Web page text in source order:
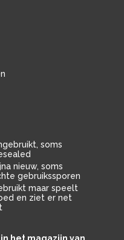
soms
nieuw, soms
gebruikssporen
maar speelt
en ziet er net